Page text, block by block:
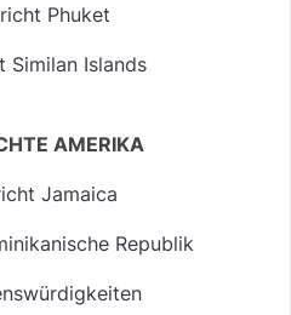
Phuket
Similan Islands
AMERIKA
Jamaica
Republik